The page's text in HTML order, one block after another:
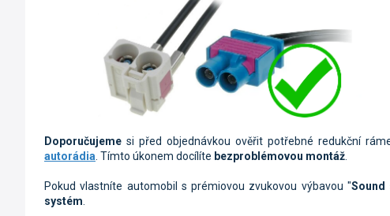
Doporučujeme si před objednávkou ověřit potřebné redukční
autorádia . Tímto úkonem docílíte bezproblémovou montáž
Pokud vlastníte automobil s prémiovou zvukovou výbavou "Sound
systém